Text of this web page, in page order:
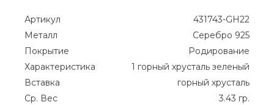
Артикул
431743-GH22
Металл
Серебро 925
Покрытие
Родирование
Характеристика
1 горный хрусталь зеленый
Вставка
горный хрусталь
Ср. Вес
3.43 гр.